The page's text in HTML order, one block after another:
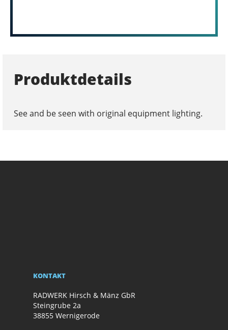
Produktdetails
See and be seen with original equipment lighting.
KONTAKT
RADWERK Hirsch & Mänz GbR
Steingrube 2a
38855 Wernigerode